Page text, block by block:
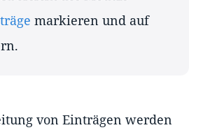
markieren und auf
von Einträgen werden